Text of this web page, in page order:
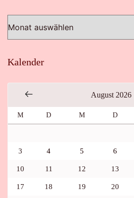
Kalender
August 2026
M D M D
3 4 5 6
10 11 12 13
17 18 19 20